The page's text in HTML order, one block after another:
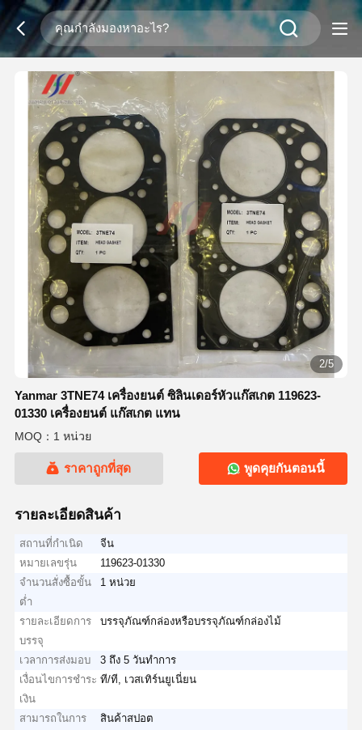
2/5
Yanmar 3TNE74 เครื่องยนต์ ซิลินเดอร์หัวแก๊สเกต 119623-
01330 เครื่องยนต์ แก๊สเกต แทน
MOQ：1 หน่วย
ราคาถูกที่สุด พูดคุยกันตอนนี้
รายละเอียดสินค้า
สถานที่กำเนิด
จีน
หมายเลขรุ่น
119623-01330
จำนวนสั่งซื้อขั้น
ต่ำ
1 หน่วย
รายละเอียดการ
บรรจุ
บรรจุภัณฑ์กล่องหรือบรรจุภัณฑ์กล่องไม้
เวลาการส่งมอบ
3 ถึง 5 วันทำการ
เงื่อนไขการชำระ
เงิน
ที/ที, เวสเทิร์นยูเนี่ยน
สามารถในการ
สินค้าสปอต